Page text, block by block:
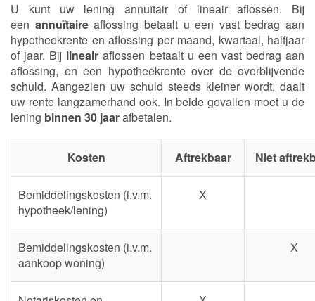
U kunt uw lening annuïtair of lineair aflossen. Bij
een annuïtaireaflossing betaalt u een vast bedrag aan
hypotheekrente en aflossing per maand, kwartaal, halfjaar
of jaar. Bij lineairaflossen betaalt u een vast bedrag aan
aflossing, en een hypotheekrente over de overblijvende
schuld. Aangezien uw schuld steeds kleiner wordt, daalt
uw rente langzamerhand ook. In beide gevallen moet u de
lening binnen 30 jaarafbetalen.
Kosten Aftrekbaar Niet
Bemiddelingskosten (i.v.m.
hypotheek/lening)
X
Bemiddelingskosten (i.v.m.
aankoop woning)
X